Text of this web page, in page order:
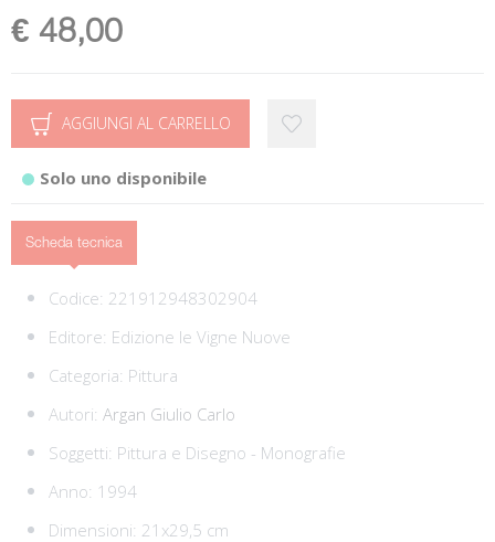
€ 48,00
AGGIUNGI AL CARRELLO
Solo uno disponibile
Scheda tecnica
Codice: 221912948302904
Editore: Edizione le Vigne Nuove
Categoria: Pittura
Autori: Argan Giulio Carlo
Soggetti: Pittura e Disegno - Monografie
Anno: 1994
Dimensioni: 21x29,5 cm